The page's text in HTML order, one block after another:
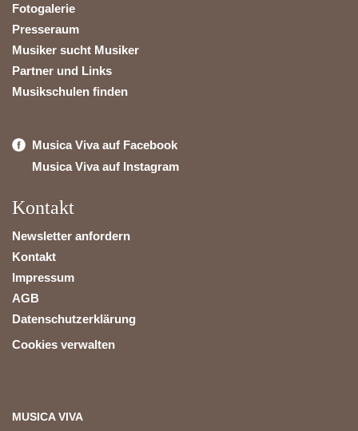
Fotogalerie
Presseraum
Musiker sucht Musiker
Partner und Links
Musikschulen finden
Musica Viva auf Facebook
Musica Viva auf Instagram
Kontakt
Newsletter anfordern
Kontakt
Impressum
AGB
Datenschutzerklärung
Cookies verwalten
MUSICA VIVA